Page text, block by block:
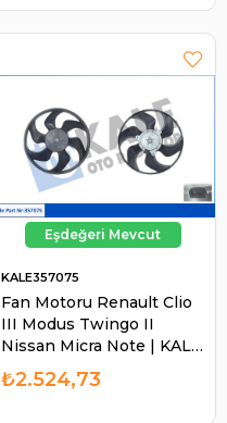
Fan Motoru Renault Clio
III Modus Twingo II
Nissan Micra Note | KALE
357075
KALE357075
₺2.524,73